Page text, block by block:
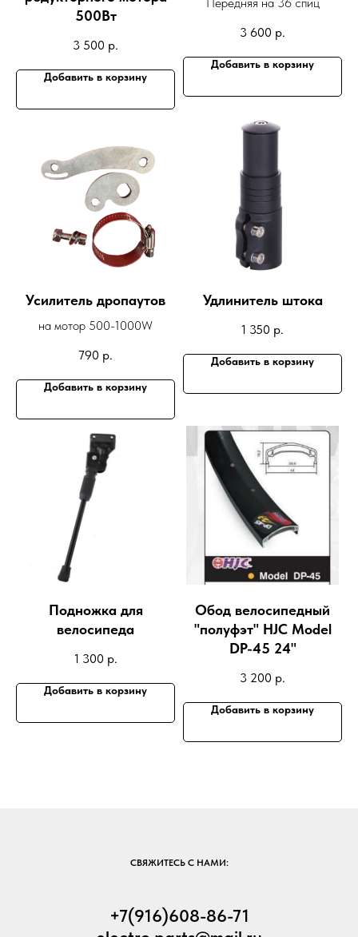
500Вт
3 500 р.
Добавить в корзину
3 600 р.
Добавить в корзину
Усилитель дропаутов
на мотор 500-1000W
790 р.
Добавить в корзину
Удлинитель штока
1 350 р.
Добавить в корзину
Подножка для
велосипеда
1 300 р.
Добавить в корзину
Обод велосипедный
"полуфэт" HJC Model
DP-45 24"
3 200 р.
Добавить в корзину
СВЯЖИТЕСЬ С НАМИ:
+7(916)608-86-71